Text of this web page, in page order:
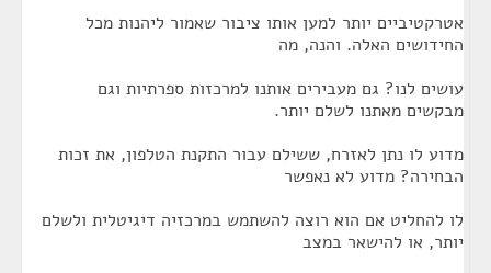
אטרקטיביים יותר למען אותו ציבור שאמור ליהנות מכל
החידושים האלה. והנה, מה
עושים לנו? גם מעבירים אותנו למרכזות ספרתיות וגם
מבקשים מאתנו לשלם יותר.
מדוע לו נתן לאזרח, ששילם עבור התקנת הטלפון, את זכות
הבחירה? מדוע לא נאפשר
לו להחליט אם הוא רוצה להשתמש במרכזיה דיגיטלית ולשלם
יותר, או להישאר במצב